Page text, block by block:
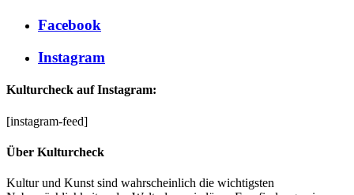
Facebook
Instagram
Kulturcheck auf Instagram:
[instagram-feed]
Über Kulturcheck
Kultur und Kunst sind wahrscheinlich die wichtigsten